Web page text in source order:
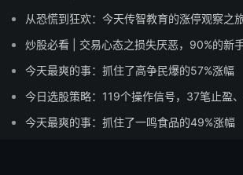
从恐慌到狂欢：今天传智教育的涨停观察之
炒股必看 | 交易心态之损失厌恶，90%的新
今天最爽的事：抓住了高争民爆的57%涨幅
今日选股策略：119个操作信号，37笔止盈
今天最爽的事：抓住了一鸣食品的49%涨幅